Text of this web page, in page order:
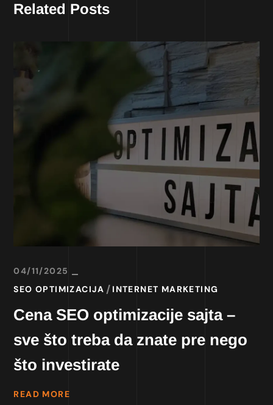
Related Posts
04/11/2025
SEO OPTIMIZACIJA
INTERNET MARKETING
Cena SEO optimizacije sajta –
sve što treba da znate pre nego
što investirate
READ MORE